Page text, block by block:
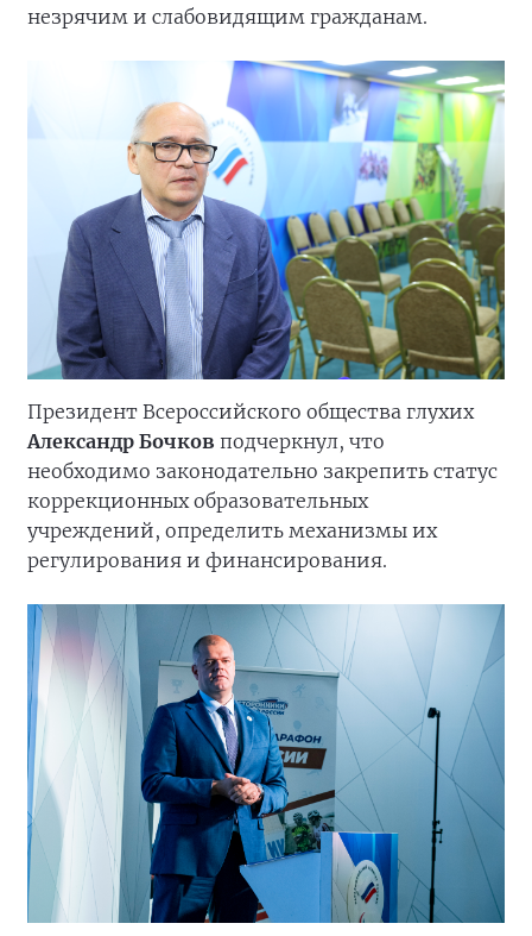
незрячим и слабовидящим гражданам.
Президент Всероссийского общества глухих
Александр Бочков подчеркнул, что
необходимо законодательно закрепить статус
коррекционных образовательных
учреждений, определить механизмы их
регулирования и финансирования.